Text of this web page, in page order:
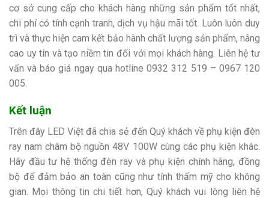
cơ sở cung cấp cho khách hàng những sản phẩm tốt nhất,
chi phí có tính cạnh tranh, dịch vụ hậu mãi tốt. Luôn luôn duy
trì và thực hiện cam kết bảo hành chất lượng sản phẩm, nâng
cao uy tín và tạo niềm tin đối với mọi khách hàng. Liên hệ tư
vấn và báo giá ngay qua hotline0932 312 519 – 0967 120
005.
Kết luận
Trên đây LED Việt đã chia sẻ đến Quý khách về phụ kiện đèn
ray nam châm bộ nguồn 48V 100W cùng các phụ kiện khác.
Hãy đầu tư hệ thống đèn ray và phụ kiện chính hãng, đồng
bộ để đảm bảo an toàn cũng như tính thẩm mỹ cho không
gian. Mọi thông tin chi tiết hơn, Quý khách vui lòng liên hệ